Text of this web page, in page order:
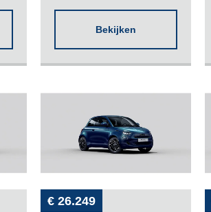
Bekijken
€ 26.249